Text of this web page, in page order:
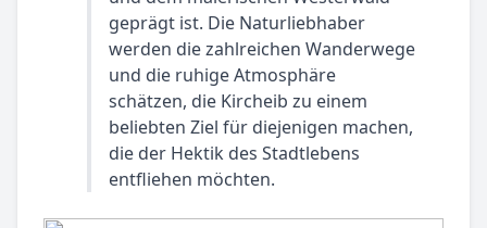
geprägt ist. Die Naturliebhaber
werden die zahlreichen Wanderwege
und die ruhige Atmosphäre
schätzen, die Kircheib zu einem
beliebten Ziel für diejenigen machen,
die der Hektik des Stadtlebens
entfliehen möchten.